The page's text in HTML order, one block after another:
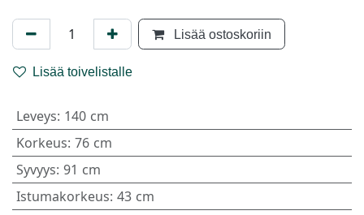
Lisää ostoskoriin
Lisää toivelistalle
Leveys: 140 cm
Korkeus: 76 cm
Syvyys: 91 cm
Istumakorkeus: 43 cm